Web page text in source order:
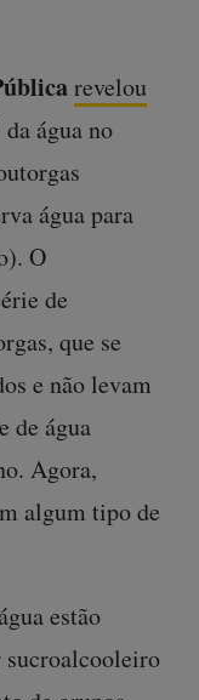
revelou
água no
água para
O
de
que se
e não levam
de água
Agora,
algum tipo de
estão
sucroalcooleiro